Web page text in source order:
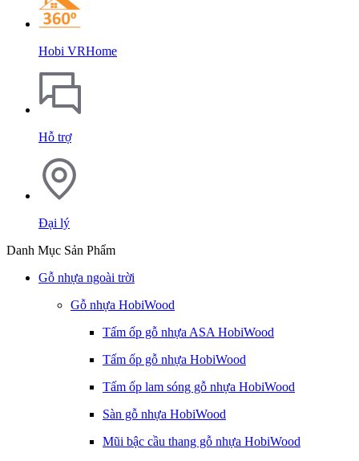
Hobi VRHome
Hỗ trợ
Đại lý
Danh Mục Sản Phẩm
Gỗ nhựa ngoài trời
Gỗ nhựa HobiWood
Tấm ốp gỗ nhựa ASA HobiWood
Tấm ốp gỗ nhựa HobiWood
Tấm ốp lam sóng gỗ nhựa HobiWood
Sàn gỗ nhựa HobiWood
Mũi bậc cầu thang gỗ nhựa HobiWood